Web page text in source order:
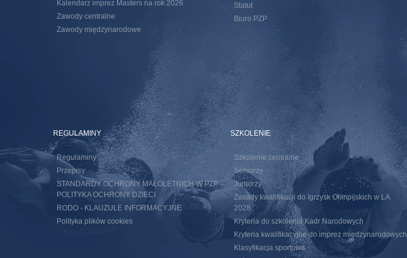
Kalendarz imprez Masters na rok 2026
Zawody centralne
Zawody międzynarodowe
Statut
Biuro PZP
REGULAMINY
Regulaminy
Przepisy
STANDARDY OCHRONY MAŁOLETNICH W PZP –
POLITYKA OCHRONY DZIECI
RODO - KLAUZULE INFORMACYJNE
Polityka plików cookies
SZKOLENIE
Szkolenie centralne
Seniorzy
Juniorzy
Zasady kwalifikacji do Igrzysk Olimpijskich w LA
2028
Kryteria do szkolenia Kadr Narodowych
Kryteria kwalifikacyjne do imprez miedzynarodowych
Klasyfikacja sportowa